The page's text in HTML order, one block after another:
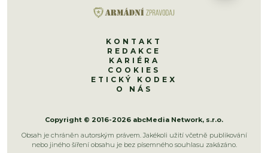
KONTAKT
REDAKCE
KARIÉRA
COOKIES
ETICKÝ KODEX
O NÁS
Copyright © 2016-2026 abcMedia Network, s.r.o.
Obsah je chráněn autorským právem. Jakékoli užití včetně publikování
nebo jiného šíření obsahu je bez písemného souhlasu zakázáno.